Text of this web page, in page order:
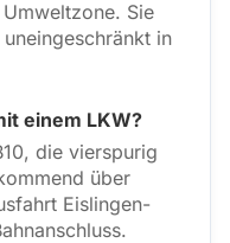
Sie
in
einem LKW?
die vierspurig
über
Eislingen-